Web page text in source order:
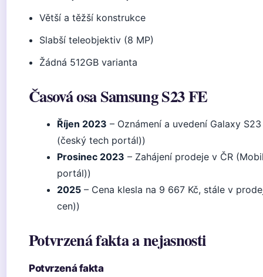
Větší a těžší konstrukce
Slabší teleobjektiv (8 MP)
Žádná 512GB varianta
Časová osa Samsung S23 FE
Říjen 2023 – Oznámení a uvedení Galaxy
(český tech portál))
Prosinec 2023 – Zahájení prodeje v ČR
portál))
2025 – Cena klesla na 9 667 Kč, stále v
cen))
Potvrzená fakta a nejasnosti
Potvrzená fakta